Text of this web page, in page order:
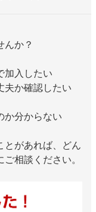
んか？
加入したい
夫か確認したい
か分からない
とがあれば、どん
相談ください。